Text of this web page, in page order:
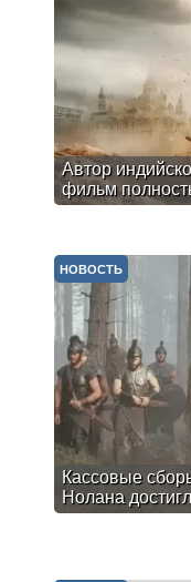
Автор
фильм
Кассовые
Нолана
НОВОСТЬ